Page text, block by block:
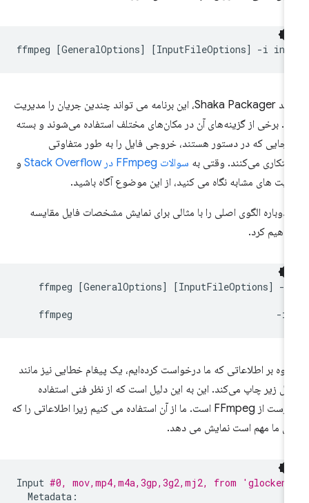
ffmpeg [GeneralOptions] [InputFileOptions] -i
مانند Shaka Packager، این برنامه می تواند چندین جریان را مدیریت
برخی از گزینه‌های آن در مکان‌های مختلف استفاده می‌شوند و بسته
جایی که در دستور هستند، خروجی فایل را به طور متفاوتی
می‌کنند. وقتی به سوالات FFmpeg در Stack Overflow
و
های مشابه نگاه می کنید، از این موضوع آگاه باشید.
دوباره الگوی اصلی را با مثالی برای نمایش مشخصات فایل مقایسه
کرد.
ffmpeg [GeneralOptions] [InputFileOptions
ffmpeg
بر اطلاعاتی که ما درخواست کرده‌ایم، یک پیغام خطایی نیز مانند
زیر چاپ می‌کند. این به این دلیل است که از نظر فنی استفاده
نادرست از FFmpeg است. ما از آن استفاده می کنیم زیرا اطلاعاتی را که
ما مهم است نمایش می دهد.
Input
#0, mov,mp4,m4a,3gp,3g2,mj2, from